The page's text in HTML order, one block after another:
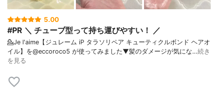
5.00
#PR ＼ チューブ型って持ち運びやすい！ ／
💁Je l'aime【ジュレーム iP タラソリペア キューティクルボンド ヘアオ
イル】を@eccoroco5 が使ってみました⁡⁡⁡⁡▼⁡髪のダメージが気にな…続き
を見る